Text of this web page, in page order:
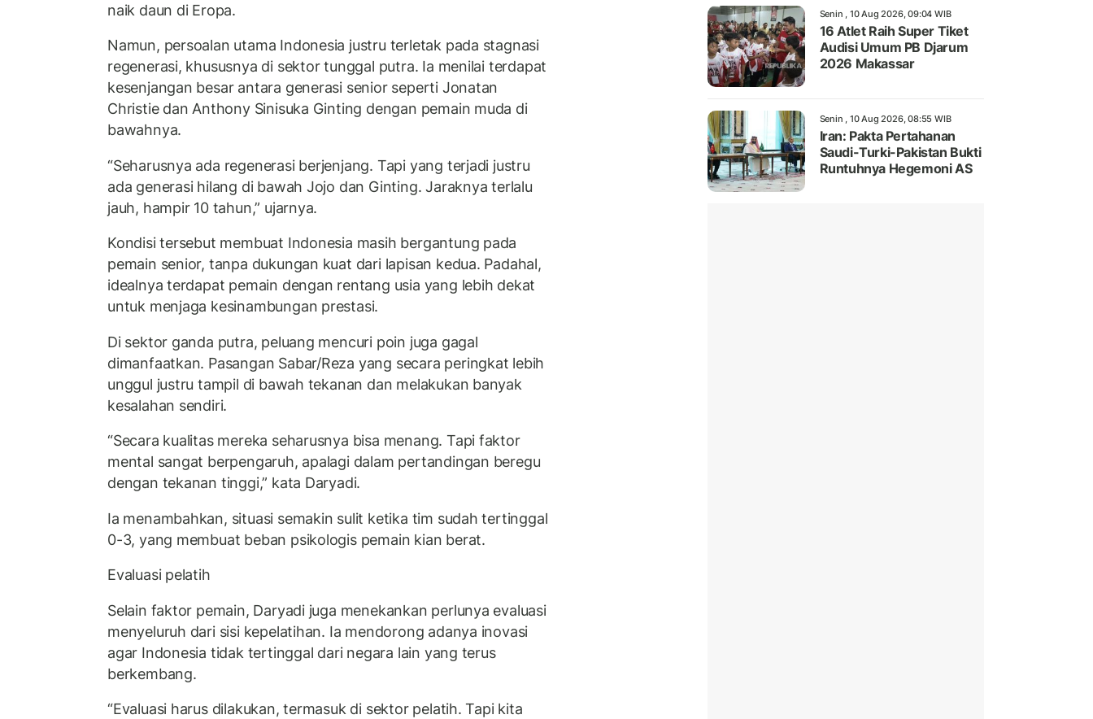
naik daun di Eropa.
Namun, persoalan utama Indonesia justru terletak pada stagnasi
regenerasi, khususnya di sektor tunggal putra. Ia menilai terdapat
kesenjangan besar antara generasi senior seperti Jonatan
Christie dan Anthony Sinisuka Ginting dengan pemain muda di
bawahnya.
“Seharusnya ada regenerasi berjenjang. Tapi yang terjadi justru
ada generasi hilang di bawah Jojo dan Ginting. Jaraknya terlalu
jauh, hampir 10 tahun,” ujarnya.
Kondisi tersebut membuat Indonesia masih bergantung pada
pemain senior, tanpa dukungan kuat dari lapisan kedua. Padahal,
idealnya terdapat pemain dengan rentang usia yang lebih dekat
untuk menjaga kesinambungan prestasi.
Di sektor ganda putra, peluang mencuri poin juga gagal
dimanfaatkan. Pasangan Sabar/Reza yang secara peringkat lebih
unggul justru tampil di bawah tekanan dan melakukan banyak
kesalahan sendiri.
“Secara kualitas mereka seharusnya bisa menang. Tapi faktor
mental sangat berpengaruh, apalagi dalam pertandingan beregu
dengan tekanan tinggi,” kata Daryadi.
Ia menambahkan, situasi semakin sulit ketika tim sudah tertinggal
0-3, yang membuat beban psikologis pemain kian berat.
Evaluasi pelatih
Selain faktor pemain, Daryadi juga menekankan perlunya evaluasi
menyeluruh dari sisi kepelatihan. Ia mendorong adanya inovasi
agar Indonesia tidak tertinggal dari negara lain yang terus
berkembang.
“Evaluasi harus dilakukan, termasuk di sektor pelatih. Tapi kita
Senin , 10 Aug 2026, 09:04 WIB
16 Atlet Raih Super Tiket
Audisi Umum PB Djarum
2026 Makassar
Senin , 10 Aug 2026, 08:55 WIB
Iran: Pakta Pertahanan
Saudi-Turki-Pakistan Bukti
Runtuhnya Hegemoni AS